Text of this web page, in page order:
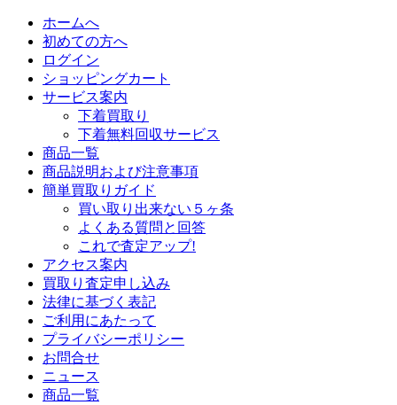
ホームへ
初めての方へ
ログイン
ショッピングカート
サービス案内
下着買取り
下着無料回収サービス
商品一覧
商品説明および注意事項
簡単買取りガイド
買い取り出来ない５ヶ条
よくある質問と回答
これで査定アップ!
アクセス案内
買取り査定申し込み
法律に基づく表記
ご利用にあたって
プライバシーポリシー
お問合せ
ニュース
商品一覧